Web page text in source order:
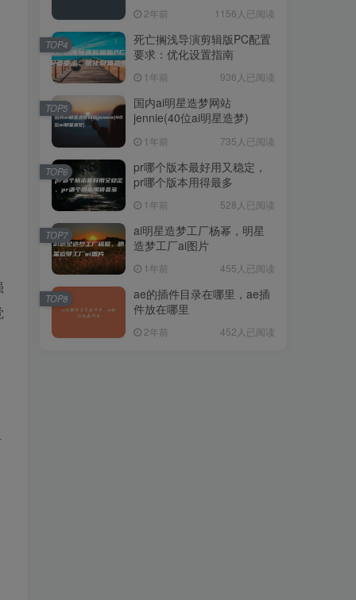
2年前 1156人已阅读
死亡搁浅导演剪辑版PC配置
要求：优化设置指南
1年前 936人已阅读
TOP4
国内ai明星造梦网站
jennie(40位ai明星造梦)
1年前 735人已阅读
TOP5
pr哪个版本最好用又稳定，
pr哪个版本用得最多
1年前 528人已阅读
TOP6
ai明星造梦工厂杨幂，明星
造梦工厂ai图片
1年前 455人已阅读
TOP7
ae的插件目录在哪里，ae插
件放在哪里
2年前 452人已阅读
TOP8